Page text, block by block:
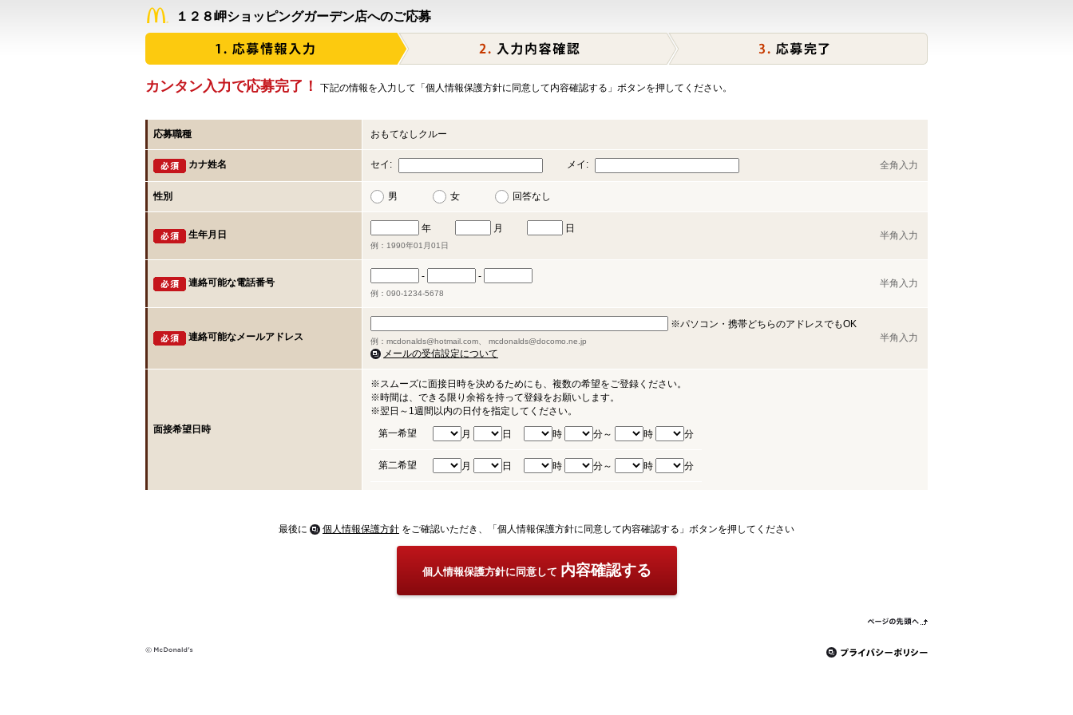
１２８岬ショッピングガーデン店へのご応募
カンタン入力で応募完了！ 下記の情報を入力して「個人情報保護方針に同意して内容確認する」ボタンを押してください。
応募職種 おもてなしクルー
カナ姓名 セイ: メイ: 全角入力
性別 男 女 回答なし
生年月日
年 月 日
例：1990年01月01日
半角入力
連絡可能な電話番号
- -
例：090-1234-5678
半角入力
連絡可能なメールアドレス
※パソコン・携帯どちらのアドレスでもOK
例：mcdonalds@hotmail.com、 mcdonalds@docomo.ne.jp
メールの受信設定について
半角入力
面接希望日時
※スムーズに面接日時を決めるためにも、複数の希望をご登録ください。
※時間は、できる限り余裕を持って登録をお願いします。
※翌日～1週間以内の日付を指定してください。
第一希望
月 日 時 分～ 時 分
第二希望 月 日 時 分～ 時 分
最後に 個人情報保護方針 をご確認いただき、「個人情報保護方針に同意して内容確認する」ボタンを押してください
個人情報保護方針に同意して 内容確認する